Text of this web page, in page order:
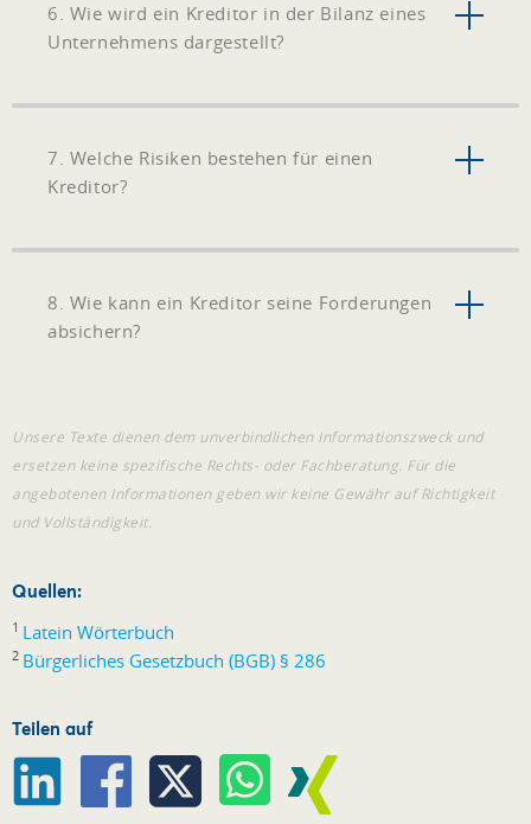
6. Wie wird ein Kreditor in der Bilanz eines
Unternehmens dargestellt?
7. Welche Risiken bestehen für einen
Kreditor?
8. Wie kann ein Kreditor seine Forderungen
absichern?
Unsere Texte dienen dem unverbindlichen Informationszweck und
ersetzen keine spezifische Rechts- oder Fachberatung. Für die
angebotenen Informationen geben wir keine Gewähr auf Richtigkeit
und Vollständigkeit.
Quellen:
1 Latein Wörterbuch
2 Bürgerliches Gesetzbuch (BGB) § 286
Teilen auf